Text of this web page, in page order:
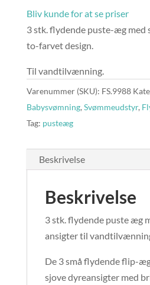
Bliv kunde for at se priser
3 stk. flydende puste-æg med
to-farvet design.
Til vandtilvænning.
Varenummer (SKU): FS.9988
Babysvømning, Svømmeudstyr,
Tag: pusteæg
Beskrivelse
Beskrivelse
3 stk. flydende puste æg
ansigter til
De 3 små flydende flip-
sjove dyreansigter med